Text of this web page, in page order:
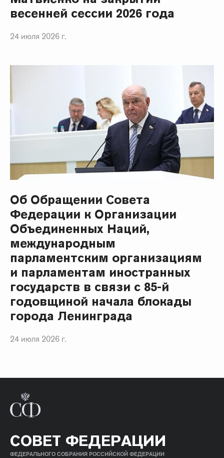
весенней сессии 2026 года
24 июля 2026 г.
Об Обращении Совета
Федерации к Организации
Объединенных Наций,
международным
парламентским организациям
и парламентам иностранных
государств в связи с 85-й
годовщиной начала блокады
города Ленинграда
24 июля 2026 г.
СОВЕТ ФЕДЕРАЦИИ
ФЕДЕРАЛЬНОГО СОБРАНИЯ РОССИЙСКОЙ ФЕДЕРАЦИИ